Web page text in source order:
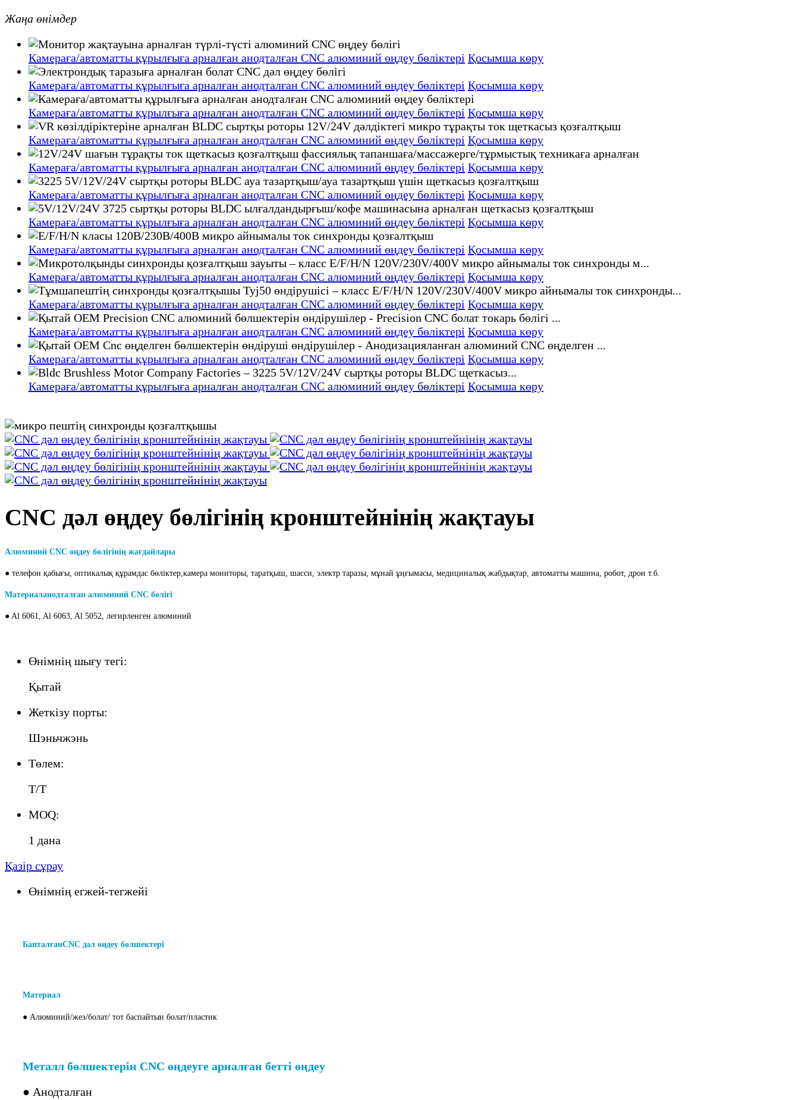
Жаңа өнімдер
Камераға/автоматты құрылғыға арналған анодталған CNC алюминий өңдеу бөліктері Қосымша көру
Камераға/автоматты құрылғыға арналған анодталған CNC алюминий өңдеу бөліктері Қосымша көру
Камераға/автоматты құрылғыға арналған анодталған CNC алюминий өңдеу бөліктері Қосымша көру
Камераға/автоматты құрылғыға арналған анодталған CNC алюминий өңдеу бөліктері Қосымша көру
Камераға/автоматты құрылғыға арналған анодталған CNC алюминий өңдеу бөліктері Қосымша көру
Камераға/автоматты құрылғыға арналған анодталған CNC алюминий өңдеу бөліктері Қосымша көру
Камераға/автоматты құрылғыға арналған анодталған CNC алюминий өңдеу бөліктері Қосымша көру
Камераға/автоматты құрылғыға арналған анодталған CNC алюминий өңдеу бөліктері Қосымша көру
Камераға/автоматты құрылғыға арналған анодталған CNC алюминий өңдеу бөліктері Қосымша көру
Камераға/автоматты құрылғыға арналған анодталған CNC алюминий өңдеу бөліктері Қосымша көру
Камераға/автоматты құрылғыға арналған анодталған CNC алюминий өңдеу бөліктері Қосымша көру
Камераға/автоматты құрылғыға арналған анодталған CNC алюминий өңдеу бөліктері Қосымша көру
Камераға/автоматты құрылғыға арналған анодталған CNC алюминий өңдеу бөліктері Қосымша көру
CNC дәл өңдеу бөлігінің кронштейнінің жақтауы
Алюминий CNC өңдеу бөлігінің жағдайлары
● телефон қабығы, оптикалық құрамдас бөліктер, камера мониторы, таратқыш, шасси, электр таразы, мұнай ұңғымасы, медициналық жабдықтар, автоматты машина, робот, дрон т.б.
Материаланодталған алюминий CNC бөлігі
● Al 6061, Al 6063, Al 5052, легирленген алюминий
Өнімнің шығу тегі:
Қытай
Жеткізу порты:
Шэньчжэнь
Төлем:
Т/Т
MOQ:
1 дана
Қазір сұрау
Өнімнің егжей-тегжейі
БапталғанCNC дәл өңдеу бөлшектері
Материал
● Алюминий/жез/болат/ тот баспайтын болат/пластик
Металл бөлшектерін CNC өңдеуге арналған бетті өңдеу
● Анодталған